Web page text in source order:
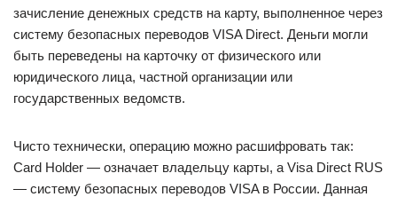
зачисление денежных средств на карту, выполненное через
систему безопасных переводов VISA Direct. Деньги могли
быть переведены на карточку от физического или
юридического лица, частной организации или
государственных ведомств.
Чисто технически, операцию можно расшифровать так:
Card Holder — означает владельцу карты, а Visa Direct RUS
— систему безопасных переводов VISA в России. Данная